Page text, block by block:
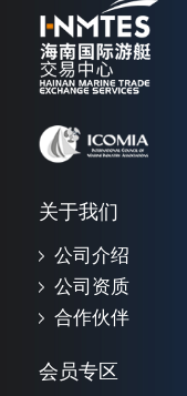
关于我们
公司介绍
公司资质
合作伙伴
会员专区